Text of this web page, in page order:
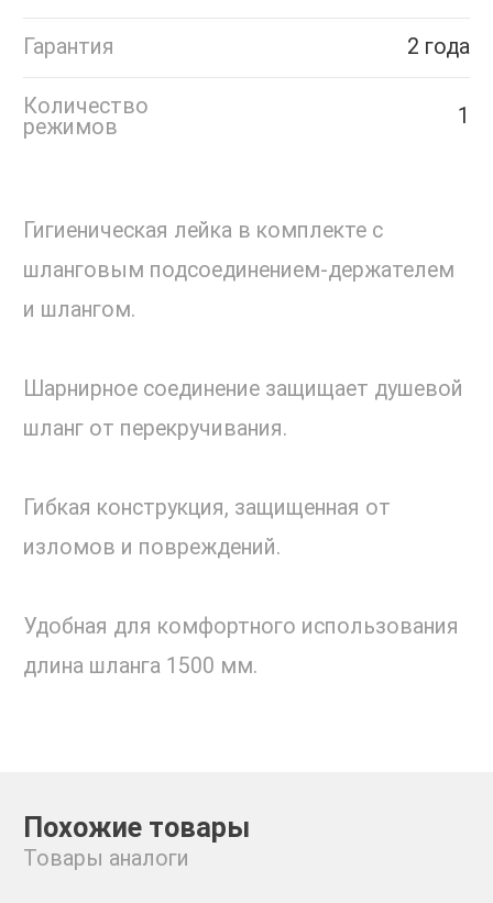
Гарантия 2 года
Количество
режимов
1
Гигиеническая лейка в комплекте с
шланговым подсоединением-держателем
и шлангом.
Шарнирное соединение защищает душевой
шланг от перекручивания.
Гибкая конструкция, защищенная от
изломов и повреждений.
Удобная для комфортного использования
длина шланга 1500 мм.
Похожие товары
Товары аналоги